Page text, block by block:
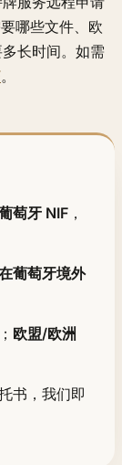
哪些文件、欧
长时间。如需
。
萄牙 NIF ，
葡萄牙境外
； 欧盟/欧洲
书，我们即